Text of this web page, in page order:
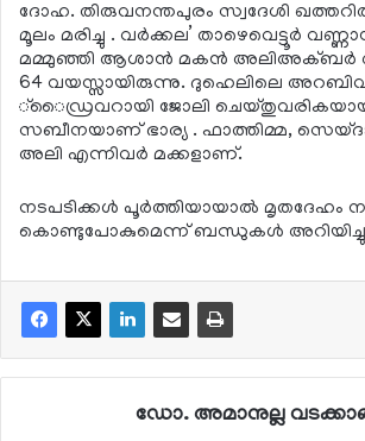
ദോഹ. തിരുവനന്തപുരം സ്വദേശി
മൂലം മരിച്ചു . വര്‍ക്കല’ താഴെവെട്ടൂര്‍
മമ്മുഞ്ഞി ആശാന്‍ മകന്‍ അലിഅക്ബര്‍
64 വയസ്സായിരുന്നു. ദുഹെലിലെ
്ൈഡ്രവറായി ജോലി
സബീനയാണ് ഭാര്യ . ഫാത്തിമ്മ,
അലി എന്നിവര്‍ മക്കളാണ്.
നടപടിക്കള്‍ പൂര്‍ത്തിയായാല്‍ മൃതദേഹം
കൊണ്ടുപോകുമെന്ന് ബന്ധുകള്‍ അറിയിച്ചു
ഡോ. അമാനുല്ല